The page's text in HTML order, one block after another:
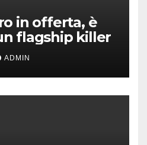
in offerta, è
flagship killer
ADMIN